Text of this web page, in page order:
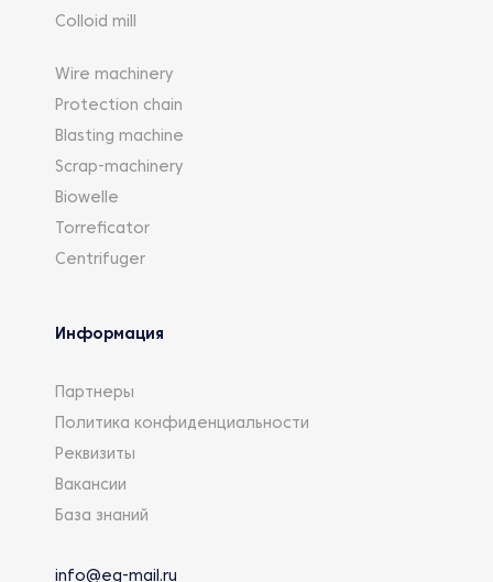
Colloid mill
Wire machinery
Protection chain
Blasting machine
Scrap-machinery
Biowelle
Torreficator
Centrifuger
Информация
Партнеры
Политика конфиденциальности
Реквизиты
Вакансии
База знаний
info@eg-mail.ru